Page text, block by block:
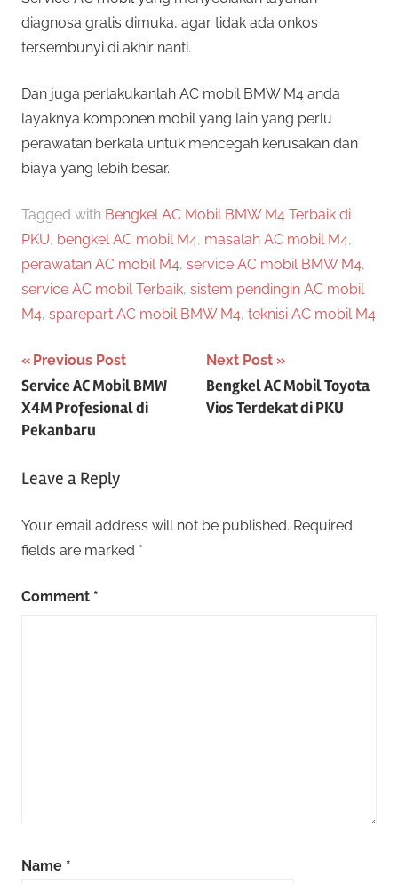
diagnosa gratis dimuka, agar tidak ada onkos
tersembunyi di akhir nanti.
Dan juga perlakukanlah AC mobil BMW M4 anda
layaknya komponen mobil yang lain yang perlu
perawatan berkala untuk mencegah kerusakan dan
biaya yang lebih besar.
Tagged with Bengkel AC Mobil BMW M4 Terbaik di
PKU, bengkel AC mobil M4, masalah AC mobil M4,
perawatan AC mobil M4, service AC mobil BMW M4,
service AC mobil Terbaik, sistem pendingin AC mobil
M4, sparepart AC mobil BMW M4, teknisi AC mobil M4
Post
navigation
Previous Post
Service AC Mobil BMW
X4M Profesional di
Pekanbaru
Next Post
Bengkel AC Mobil Toyota
Vios Terdekat di PKU
Leave a Reply
Your email address will not be published. Required
fields are marked *
Comment *
Name *